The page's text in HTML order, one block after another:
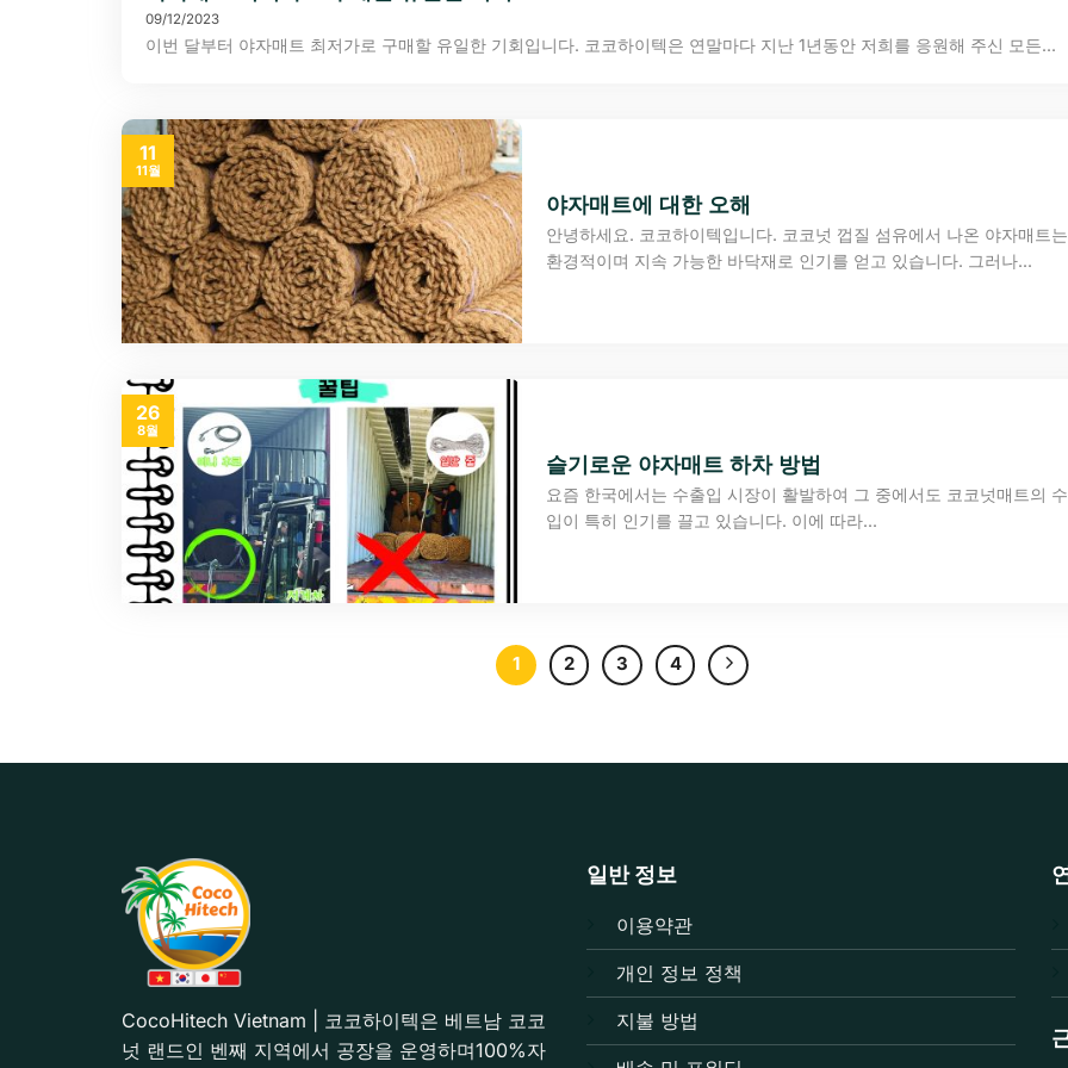
09/12/2023
이번 달부터 야자매트 최저가로 구매할 유일한 기회입니다. 코코하이텍은 연말마다 지난 1년동안 저희를 응원해 주신 모든...
야자매트에 대한 오해
안녕하세요. 코코하이텍입니다. 코코넛 껍질 섬유에서 나온 야자매트
환경적이며 지속 가능한 바닥재로 인기를 얻고 있습니다. 그러나...
11
11월
슬기로운 야자매트 하차 방법
요즘 한국에서는 수출입 시장이 활발하여 그 중에서도 코코넛매트의
입이 특히 인기를 끌고 있습니다. 이에 따라...
26
8월
1 2 3 4
CocoHitech Vietnam | 코코하이텍은 베트남 코코
넛 랜드인 벤째 지역에서 공장을 운영하며100%자
일반 정보
이용약관
개인 정보 정책
지불 방법